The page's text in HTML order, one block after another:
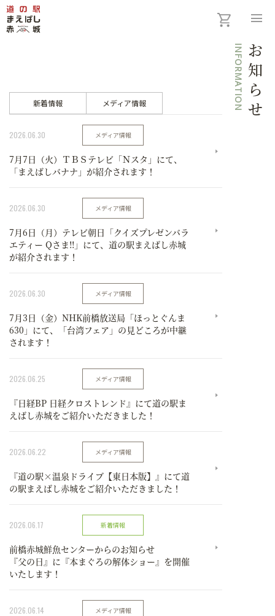
menu
新着情報 メディア情報
2026.06.30 メディア情報
7月7日（火）ＴＢＳテレビ「Ｎスタ」にて、
「まえばしバナナ」が紹介されます！
2026.06.30 メディア情報
7月6日（月）テレビ朝日「クイズプレゼンバラ
エティー Qさま!!」にて、道の駅まえばし赤城
が紹介されます！
2026.06.30 メディア情報
7月3日（金）NHK前橋放送局「ほっとぐんま
630」にて、「台湾フェア」の見どころが中継
されます！
2026.06.25 メディア情報
『日経BP 日経クロストレンド』にて道の駅ま
えばし赤城をご紹介いただきました！
2026.06.22 メディア情報
『道の駅×温泉ドライブ【東日本版】』にて道
の駅まえばし赤城をご紹介いただきました！
2026.06.17 新着情報
前橋赤城鮮魚センターからのお知らせ
『父の日』に『本まぐろの解体ショー』を開催
いたします！
2026.06.14 メディア情報
お知らせ
INFORMATION